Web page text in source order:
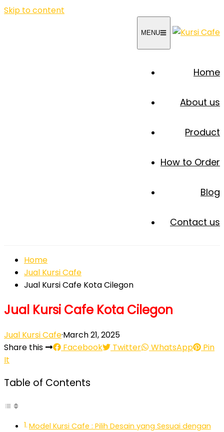
Skip to content
MENU
Home
About us
Product
How to Order
Blog
Contact us
Home
Jual Kursi Cafe
Jual Kursi Cafe Kota Cilegon
Jual Kursi Cafe Kota Cilegon
Jual Kursi Cafe·March 21, 2025
Share this
Facebook Twitter WhatsApp
Pin
It
Table of Contents
Model Kursi Cafe : Pilih Desain yang Sesuai dengan